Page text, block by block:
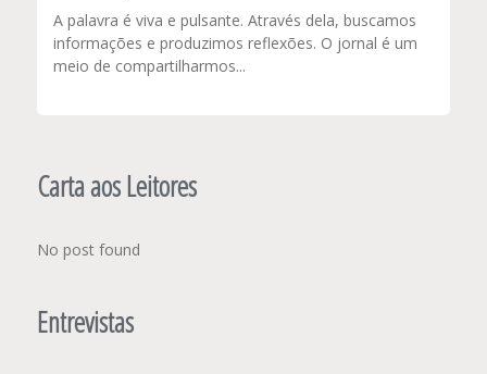
A palavra é viva e pulsante. Através dela, buscamos
informações e produzimos reflexões. O jornal é um
meio de compartilharmos...
Carta aos Leitores
No post found
Entrevistas